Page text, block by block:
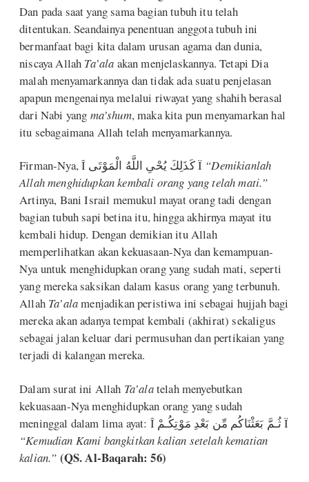
Dan pada saat yang sama bagian tubuh itu telah
ditentukan. Seandainya penentuan anggota tubuh ini
bermanfaat bagi kita dalam urusan agama dan dunia,
niscaya Allah Ta’ala akan menjelaskannya. Tetapi Dia
malah menyamarkannya dan tidak ada suatu penjelasan
apapun mengenainya melalui riwayat yang shahih berasal
dari Nabi yang ma’shum, maka kita pun menyamarkan hal
itu sebagaimana Allah telah menyamarkannya.
Firman-Nya, Î كَذَلِكَ يُحْىِ اللَّهُ الْمَوْتَى Ï “Demikianlah
Allah menghidupkan kembali orang yang telah mati.”
Artinya, Bani Israil memukul mayat orang tadi dengan
bagian tubuh sapi betina itu, hingga akhirnya mayat itu
kembali hidup. Dengan demikian itu Allah
memperlihatkan akan kekuasaan-Nya dan kemampuan-
Nya untuk menghidupkan orang yang sudah mati, seperti
yang mereka saksikan dalam kasus orang yang terbunuh.
Allah Ta’alamenjadikan peristiwa ini sebagai hujjah bagi
mereka akan adanya tempat kembali (akhirat) sekaligus
sebagai jalan keluar dari permusuhan dan pertikaian yang
terjadi di kalangan mereka.
Dalam surat ini Allah Ta’alatelah menyebutkan
kekuasaan-Nya menghidupkan orang yang sudah
meninggal dalam lima ayat: Î ثُـمَّ بَعَثْنَاكُم مِّن بَعْدِ مَوْتِكُـمْ Ï
“Kemudian Kami bangkitkan kalian setelah kematian
kalian.” (QS. Al-Baqarah: 56)